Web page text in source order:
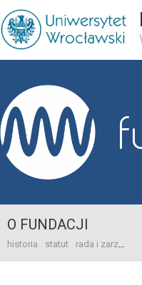
O FUNDACJI
historia statut rada i zarząd